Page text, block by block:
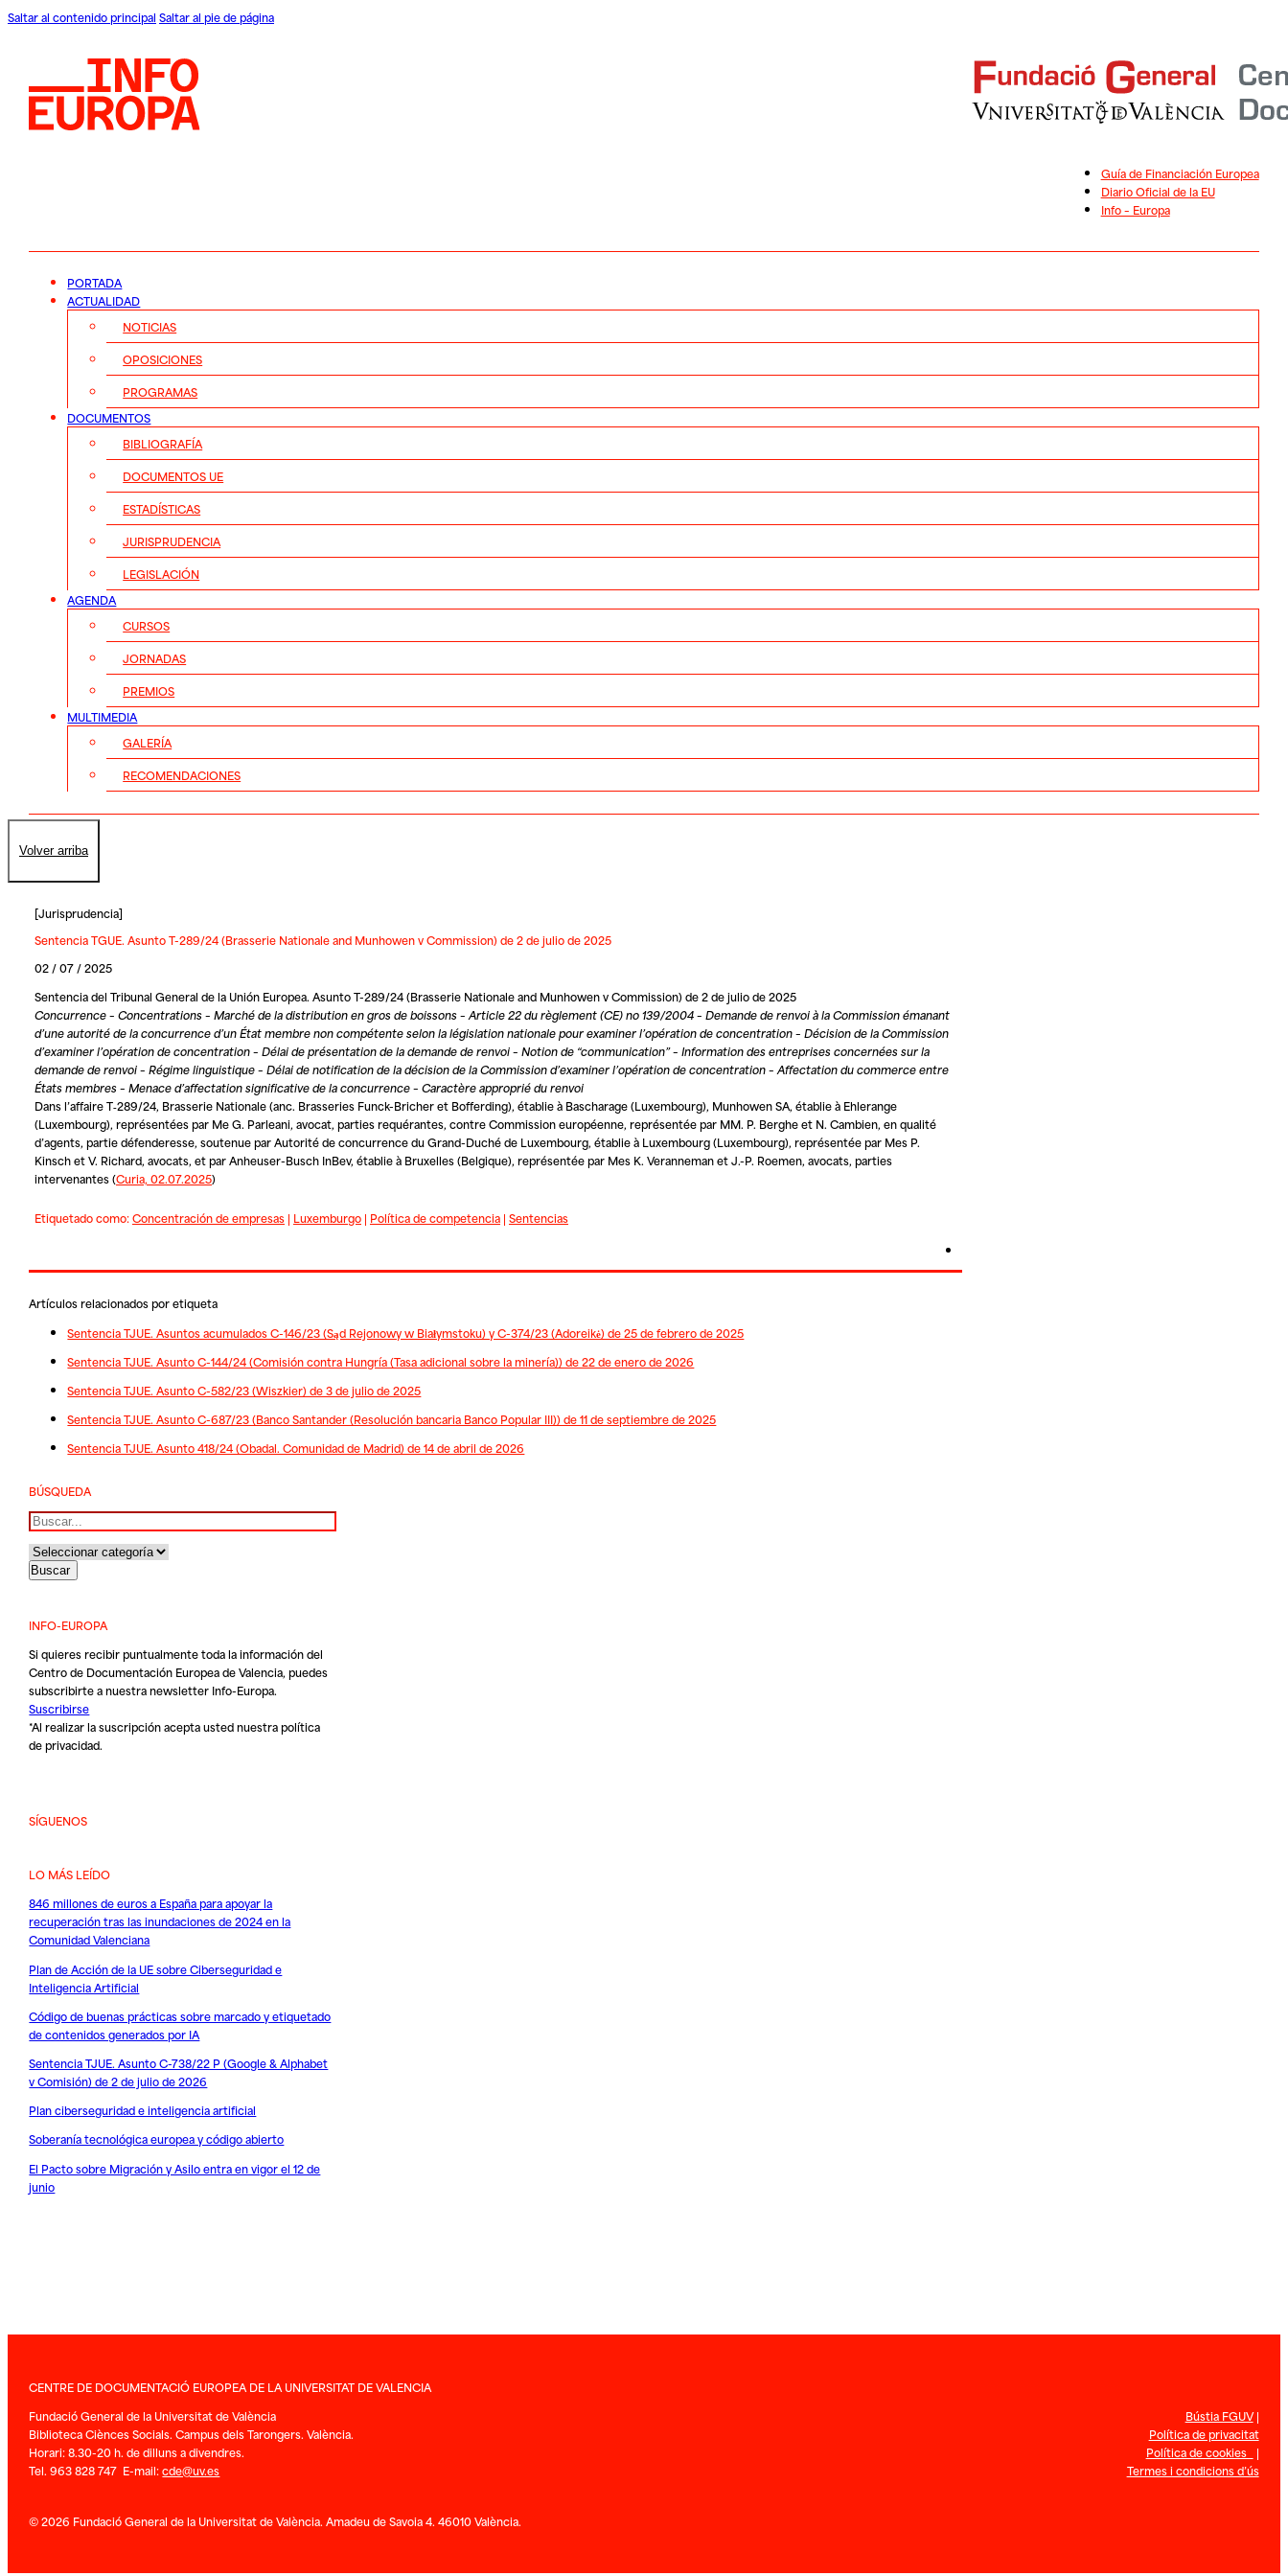
Saltar al contenido principal Saltar al pie de página
Guía de Financiación Europea
Diario Oficial de la EU
Info – Europa
PORTADA
ACTUALIDAD
NOTICIAS
OPOSICIONES
PROGRAMAS
DOCUMENTOS
BIBLIOGRAFÍA
DOCUMENTOS UE
ESTADÍSTICAS
JURISPRUDENCIA
LEGISLACIÓN
AGENDA
CURSOS
JORNADAS
PREMIOS
MULTIMEDIA
GALERÍA
RECOMENDACIONES
Volver arriba
[Jurisprudencia]
Sentencia TGUE. Asunto T-289/24 (Brasserie Nationale and Munhowen v Commission) de 2 de julio de 2025
02 / 07 / 2025
Sentencia del Tribunal General de la Unión Europea. Asunto T-289/24 (Brasserie Nationale and Munhowen v Commission) de 2 de julio de 2025
Concurrence – Concentrations – Marché de la distribution en gros de boissons – Article 22 du règlement (CE) no 139/2004 – Demande de renvoi à la Commission émanant
d’une autorité de la concurrence d’un État membre non compétente selon la législation nationale pour examiner l’opération de concentration – Décision de la Commission
d’examiner l’opération de concentration – Délai de présentation de la demande de renvoi – Notion de “communication” – Information des entreprises concernées sur la
demande de renvoi – Régime linguistique – Délai de notification de la décision de la Commission d’examiner l’opération de concentration – Affectation du commerce entre
États membres – Menace d’affectation significative de la concurrence – Caractère approprié du renvoi
Dans l’affaire T‑289/24, Brasserie Nationale(anc. Brasseries Funck-Bricher et Bofferding), établie à Bascharage (Luxembourg), Munhowen SA, établie à Ehlerange
(Luxembourg), représentées par Me G. Parleani, avocat, parties requérantes, contreCommission européenne, représentée par MM. P. Berghe et N. Cambien, en qualité
d’agents, partie défenderesse, soutenue parAutorité de concurrence du Grand-Duché de Luxembourg, établie à Luxembourg (Luxembourg), représentée par Mes P.
Kinsch et V. Richard, avocats, et parAnheuser-Busch InBev, établie à Bruxelles (Belgique), représentée par Mes K. Veranneman et J.-P. Roemen, avocats, parties
intervenantes(Curia, 02.07.2025)
Etiquetado como:Concentración de empresas| Luxemburgo| Política de competencia| Sentencias
Artículos relacionados por etiqueta
Sentencia TJUE. Asuntos acumulados C-146/23 (Sąd Rejonowy w Białymstoku) y C-374/23 (Adoreikė) de 25 de febrero de 2025
Sentencia TJUE. Asunto C-144/24 (Comisión contra Hungría (Tasa adicional sobre la minería)) de 22 de enero de 2026
Sentencia TJUE. Asunto C-582/23 (Wiszkier) de 3 de julio de 2025
Sentencia TJUE. Asunto C-687/23 (Banco Santander (Resolución bancaria Banco Popular III)) de 11 de septiembre de 2025
Sentencia TJUE. Asunto 418/24 (Obadal. Comunidad de Madrid) de 14 de abril de 2026
BÚSQUEDA
Buscar
INFO-EUROPA
Si quieres recibir puntualmente toda la información del
Centro de Documentación Europea de Valencia, puedes
subscribirte a nuestra newsletter Info-Europa.
Suscribirse
*Al realizar la suscripción acepta usted nuestrapolítica
de privacidad.
SÍGUENOS
LO MÁS LEÍDO
846 millones de euros a España para apoyar la
recuperación tras las inundaciones de 2024 en la
Comunidad Valenciana
Plan de Acción de la UE sobre Ciberseguridad e
Inteligencia Artificial
Código de buenas prácticas sobre marcado y etiquetado
de contenidos generados por IA
Sentencia TJUE. Asunto C-738/22 P (Google & Alphabet
v Comisión) de 2 de julio de 2026
Plan ciberseguridad e inteligencia artificial
Soberanía tecnológica europea y código abierto
El Pacto sobre Migración y Asilo entra en vigor el 12 de
junio
CENTRE DE DOCUMENTACIÓ EUROPEA DE LA UNIVERSITAT DE VALENCIA
Fundació General de la Universitat de València
Biblioteca Ciènces Socials. Campus dels Tarongers. València.
Horari: 8.30-20 h. de dilluns a divendres.
Tel. 963 828 747 E-mail:cde@uv.es
Bústia FGUV|
Política de privacitat
Política de cookies |
Termes i condicions d’ús
© 2026 Fundació General de la Universitat de València. Amadeu de Savoia 4. 46010 València.